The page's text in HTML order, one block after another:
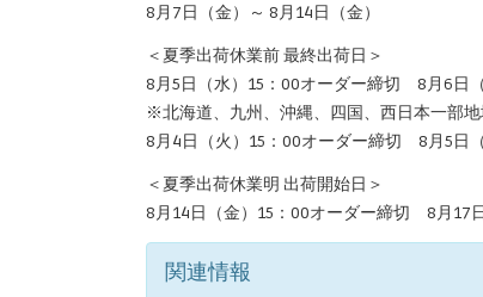
8月7日（金）～ 8月14日（金）
＜夏季出荷休業前 最終出荷日＞
8月5日（水）15：00オーダー締切 8月6日
※北海道、九州、沖縄、四国、西日本一部地
8月4日（火）15：00オーダー締切 8月5日
＜夏季出荷休業明 出荷開始日＞
8月14日（金）15：00オーダー締切 8月17
関連情報